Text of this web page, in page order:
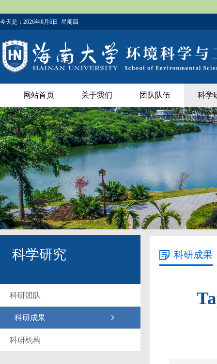
今天是： 2026年8月6日 星期四
网站首页 关于我们 团队队伍 科学
科学研究
科研团队
科研成果
科研机构
科研成果